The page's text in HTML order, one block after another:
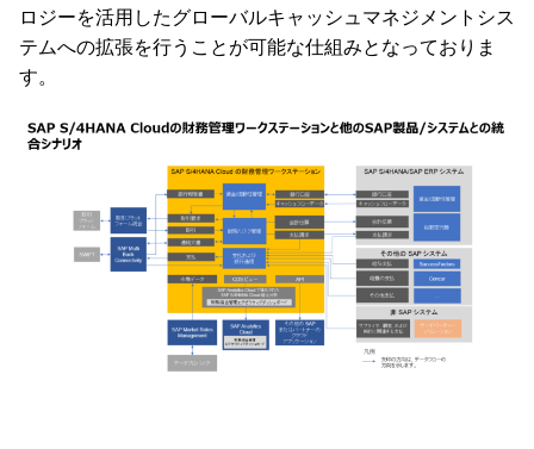
ロジーを活用したグローバルキャッシュマネジメントシス
テムへの拡張を行うことが可能な仕組みとなっておりま
す。